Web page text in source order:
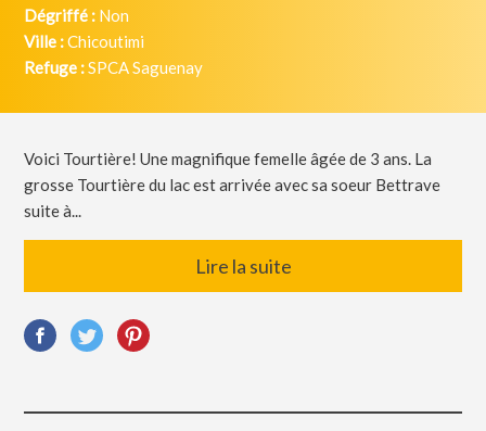
Dégriffé : Non
Ville :Chicoutimi
Refuge :SPCA Saguenay
Voici Tourtière! Une magnifique femelle âgée de 3 ans. La
grosse Tourtière du lac est arrivée avec sa soeur Bettrave
suite à...
Lire la suite